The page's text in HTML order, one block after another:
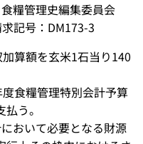
糧管理史編集委員会
号：DM173-3
算額を玄米1石当り140
食糧管理特別会計予算
う。
おいて必要となる財源